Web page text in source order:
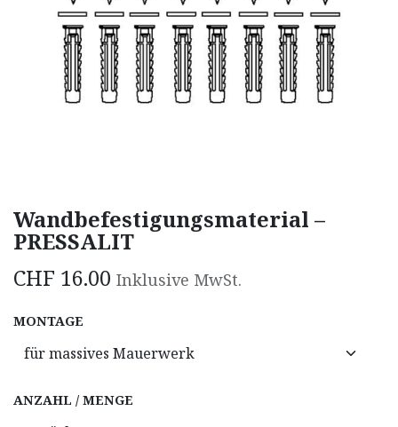
Wandbefestigungsmaterial –
PRESSALIT
CHF 16.00 Inklusive MwSt.
MONTAGE
ANZAHL / MENGE